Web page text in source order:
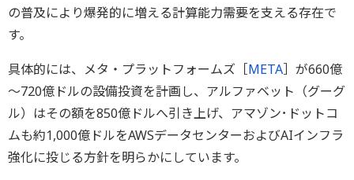
の普及により爆発的に増える計算能力需要を支える存在で
す。
具体的には、メタ・プラットフォームズ［META］が660億
～720億ドルの設備投資を計画し、アルファベット（グーグ
ル）はその額を850億ドルへ引き上げ、アマゾン･ドットコ
ムも約1,000億ドルをAWSデータセンターおよびAIインフラ
強化に投じる方針を明らかにしています。